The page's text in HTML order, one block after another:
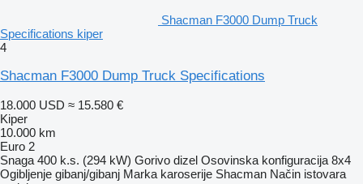
Shacman F3000 Dump Truck
Specifications kiper
4
Shacman F3000 Dump Truck Specifications
18.000 USD ≈ 15.580 €
Kiper
10.000 km
Euro 2
Snaga 400 k.s. (294 kW) Gorivo dizel Osovinska konfiguracija 8x4
Ogibljenje gibanj/gibanj Marka karoserije Shacman Način istovara